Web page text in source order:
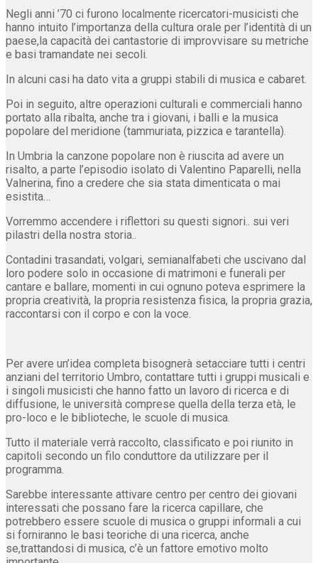
Negli anni ’70 ci furono localmente ricercatori-musicisti che
hanno intuito l’importanza della cultura orale per l’identità di un
paese,la capacità dei cantastorie di improvvisare su metriche
e basi tramandate nei secoli.
In alcuni casi ha dato vita a gruppi stabili di musica e cabaret.
Poi in seguito, altre operazioni culturali e commerciali hanno
portato alla ribalta, anche tra i giovani, i balli e la musica
popolare del meridione (tammuriata, pizzica e tarantella).
In Umbria la canzone popolare non è riuscita ad avere un
risalto, a parte l’episodio isolato di Valentino Paparelli, nella
Valnerina, fino a credere che sia stata dimenticata o mai
esistita…
Vorremmo accendere i riflettori su questi signori.. sui veri
pilastri della nostra storia..
Contadini trasandati, volgari, semianalfabeti che uscivano dal
loro podere solo in occasione di matrimoni e funerali per
cantare e ballare, momenti in cui ognuno poteva esprimere la
propria creatività, la propria resistenza fisica, la propria grazia,
raccontarsi con il corpo e con la voce.
Per avere un’idea completa bisognerà setacciare tutti i centri
anziani del territorio Umbro, contattare tutti i gruppi musicali e
i singoli musicisti che hanno fatto un lavoro di ricerca e di
diffusione, le università comprese quella della terza età, le
pro-loco e le biblioteche, le scuole di musica.
Tutto il materiale verrà raccolto, classificato e poi riunito in
capitoli secondo un filo conduttore da utilizzare per il
programma.
Sarebbe interessante attivare centro per centro dei giovani
interessati che possano fare la ricerca capillare, che
potrebbero essere scuole di musica o gruppi informali a cui
si forniranno le basi teoriche di una ricerca, anche
se,trattandosi di musica, c’è un fattore emotivo molto